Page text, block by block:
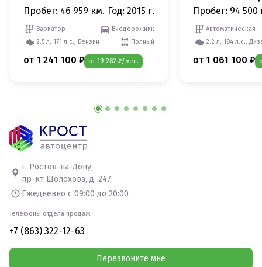
Пробег: 46 959 км. Год: 2015 г.
Вариатор
Внедорожник
2.5 л, 171 л.с., Бензин
Полный
от 1 241 100 ₽ от 19 282 ₽/мес.
Пробег: 94 500
Автоматическая
2.2 л, 184 л.с.,
от 1 061 100 ₽
г. Ростов-на-Дону,
пр-кт Шолохова, д. 247
Ежедневно с 09:00 до 20:00
Телефоны отдела продаж:
+7 (863) 322-12-63
Перезвоните мне